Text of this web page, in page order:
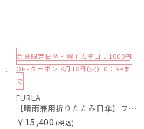
【晴雨兼用折りたたみ日傘】ポロ ラルフ ローレン (POLO RALPH LAUREN) カラーロゴ 簡単開閉 遮光 遮熱 簡単開閉 UV 晴雨兼用
会員限定日傘・帽子カテゴリ1000円
OFFクーポン 8月18日(火)10：59ま
で
FURLA
【晴雨兼用折りたたみ日傘】フルラ (FURLA) ジャガードグログラン 遮光100 遮熱 UV100 軽量
￥15,400 (税込)